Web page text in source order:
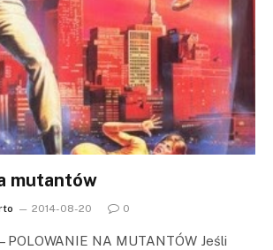
mutantów
2014-08-20 0
POLOWANIE NA MUTANTÓW Jeśli